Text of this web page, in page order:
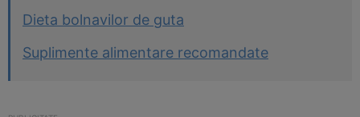
Dieta bolnavilor de guta
Suplimente alimentare recomandate